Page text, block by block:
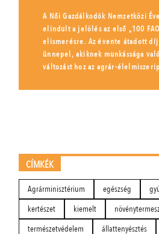
A Női Gazdálkodók Nemzetközi
elindult a jelölés az első „100
elismerésre. Az évente átadott
ünnepel, akiknek munkássága
változást hoz az agrár-
CÍMKÉK
Agrárminisztérium egészség
kertészet
kiemelt
természetvédelem
állattenyésztés